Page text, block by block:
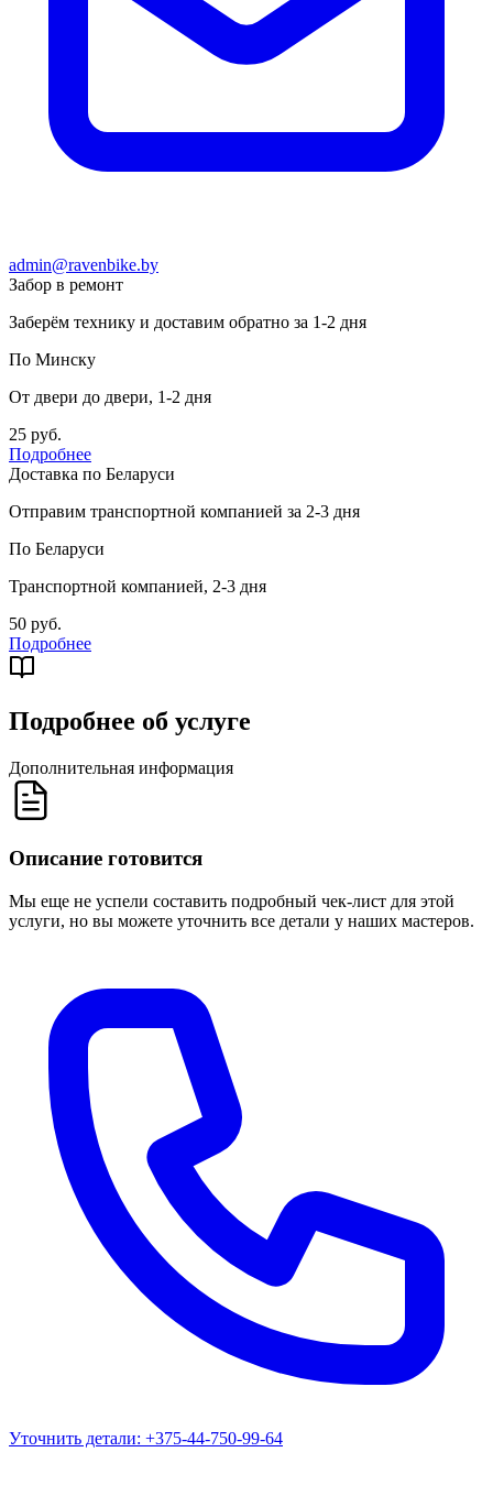
admin@ravenbike.by
Забор в ремонт
Заберём технику и доставим обратно за 1-2 дня
По Минску
От двери до двери, 1-2 дня
25 руб.
Подробнее
Доставка по Беларуси
Отправим транспортной компанией за 2-3 дня
По Беларуси
Транспортной компанией, 2-3 дня
50 руб.
Подробнее
Подробнее об услуге
Дополнительная информация
Описание готовится
Мы еще не успели составить подробный чек-лист для этой
услуги, но вы можете уточнить все детали у наших мастеров.
Уточнить детали: +375-44-750-99-64